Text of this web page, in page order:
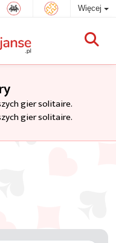
Więcej
gier solitaire.
gier solitaire.